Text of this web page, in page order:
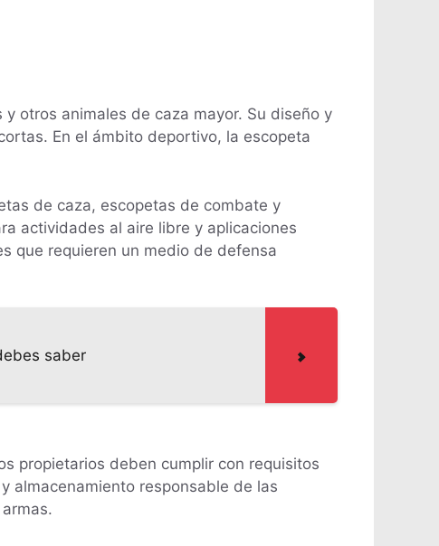
otros animales de caza mayor. Su diseño y
En el ámbito deportivo, la escopeta
de caza, escopetas de combate y
actividades al aire libre y aplicaciones
que requieren un medio de defensa
saber
propietarios deben cumplir con requisitos
almacenamiento responsable de las